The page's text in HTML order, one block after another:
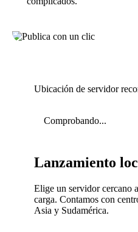
Ubicación de servidor
Comprobando...
Lanzamiento
Elige un servidor cercano
carga. Contamos con
Asia y Sudamérica.